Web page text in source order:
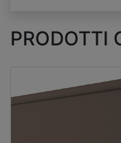
PRODOTTI